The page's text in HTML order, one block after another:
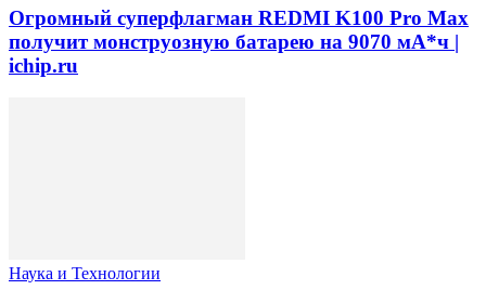
Огромный суперфлагман REDMI K100 Pro Max
получит монструозную батарею на 9070 мА*ч |
ichip.ru
Наука и Технологии